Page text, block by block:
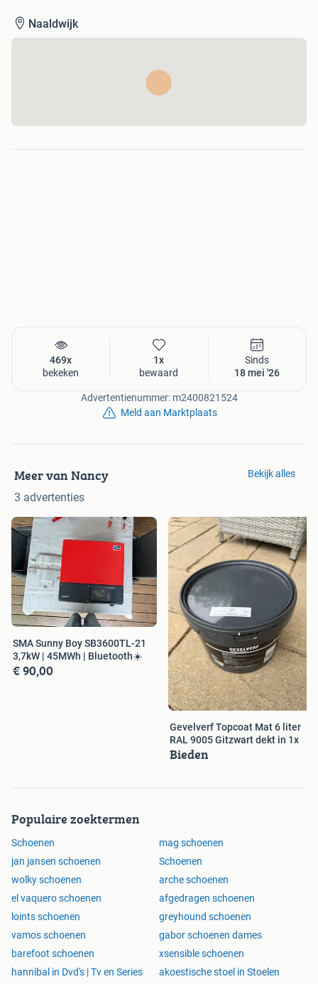
Naaldwijk
469x
bekeken
1x
bewaard
Sinds
18 mei '26
Advertentienummer: m2400821524
Meld aan Marktplaats
Meer van Nancy
3 advertenties
Bekijk alles
SMA Sunny Boy SB3600TL-21
3,7kW | 45MWh | Bluetooth☀️
€ 90,00
Gevelverf Topcoat Mat 6 liter
RAL 9005 Gitzwart dekt in 1x
Bieden
Populaire zoektermen
Schoenen
mag schoenen
jan jansen schoenen
Schoenen
wolky schoenen
arche schoenen
el vaquero schoenen
afgedragen schoenen
loints schoenen
greyhound schoenen
vamos schoenen
gabor schoenen dames
barefoot schoenen
xsensible schoenen
hannibal in Dvd's | Tv en Series
akoestische stoel in Stoelen